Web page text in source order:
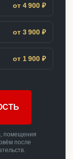
от 4 900 ₽
от 3 900 ₽
от 1 900 ₽
помещения
после